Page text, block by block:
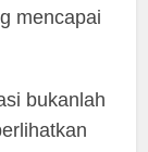
mencapai
bukanlah